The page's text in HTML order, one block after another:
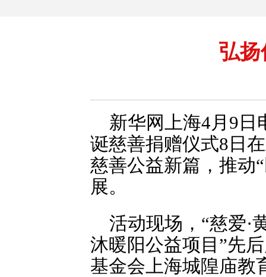
弘扬
新华网上海4月9日
诞慈善捐赠仪式8日
慈善公益新篇，推动
展。
活动现场，“慈爱·
沐暖阳公益项目”先
基金会上海城隍庙教